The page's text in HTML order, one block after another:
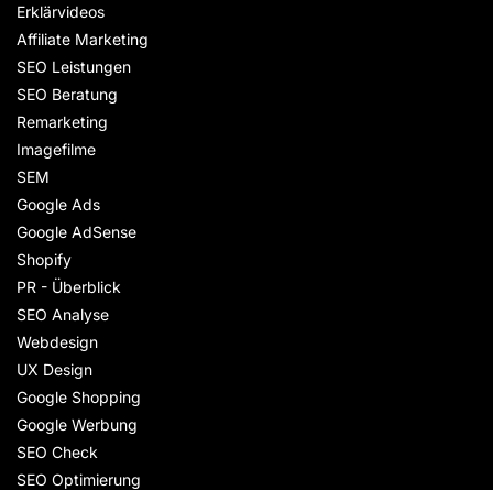
Erklärvideos
Affiliate Marketing
SEO Leistungen
SEO Beratung
Remarketing
Imagefilme
SEM
Google Ads
Google AdSense
Shopify
PR - Überblick
SEO Analyse
Webdesign
UX Design
Google Shopping
Google Werbung
SEO Check
SEO Optimierung